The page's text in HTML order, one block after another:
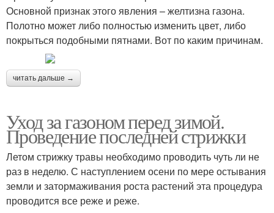
Основной признак этого явления – желтизна газона.
Полотно может либо полностью изменить цвет, либо
покрыться подобными пятнами. Вот по каким причинам.
читать дальше →
Уход за газоном перед зимой.
Проведение последней стрижки
Летом стрижку травы необходимо проводить чуть ли не
раз в неделю. С наступлением осени по мере остывания
земли и затормаживания роста растений эта процедура
проводится все реже и реже.